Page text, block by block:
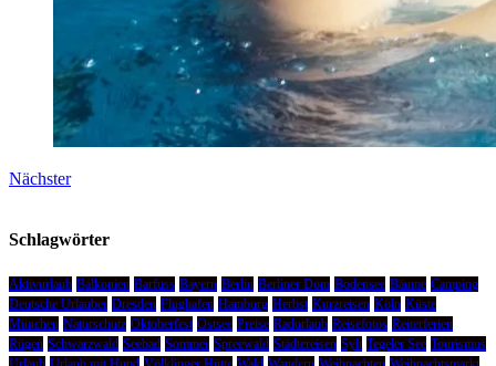
Nächster
Schlagwörter
Aktivurlaub Balkonien Barfuss Bayern Berlin Berliner Dom Bodensee Bäume Camping
Deutsche Urlauber Dresden Flughafen Hamburg Herbst Kurzreisen Köln Küste
München Naturschutz Oktoberfest Ostsee Preise Radurlaub Reisefotos Reiterferien
Rügen Schwarzwald Seebad Sommer Spreewald Städtereisen Sylt Tegeler See Tourismus